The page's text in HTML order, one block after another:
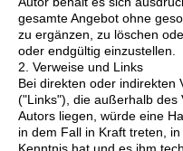
gesamte Angebot ohne
zu ergänzen, zu löschen
oder endgültig einzustellen.
2. Verweise und Links
Bei direkten oder indirekten
("Links"), die außerhalb des
Autors liegen, würde eine
in dem Fall in Kraft treten,